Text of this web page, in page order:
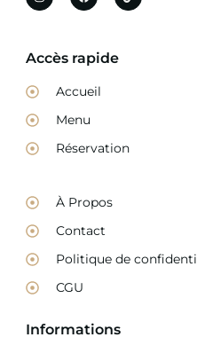
Accès rapide
Accueil
Menu
Réservation
À Propos
Contact
Politique de
CGU
Informations